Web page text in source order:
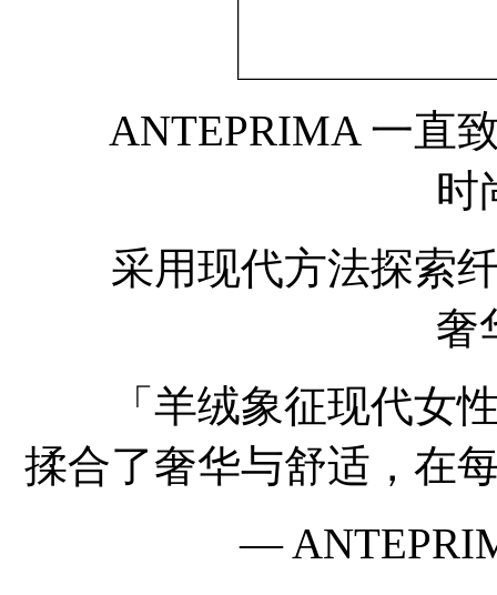
ANTEPRIMA 一直致
时
采用现代方法探索纤
奢
「羊绒象征现代女性
揉合了奢华与舒适，在
—